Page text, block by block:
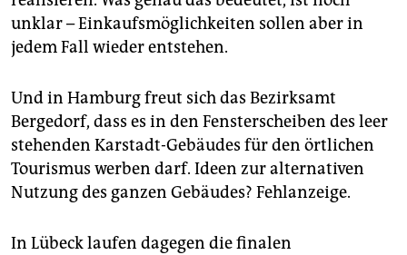
unklar – Einkaufsmöglichkeiten sollen aber in
jedem Fall wieder entstehen.
Und in Hamburg freut sich das Bezirksamt
Bergedorf, dass es in den Fensterscheiben des leer
stehenden Karstadt-Gebäudes für den örtlichen
Tourismus werben darf. Ideen zur alternativen
Nutzung des ganzen Gebäudes? Fehlanzeige.
In Lübeck laufen dagegen die finalen